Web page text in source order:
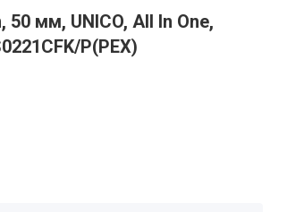
мм, UNICO, All In One,
P(PEX)